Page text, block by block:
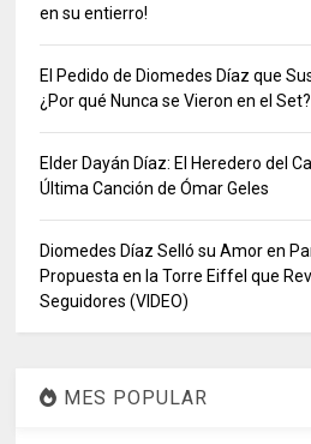
en su entierro!
El Pedido de Diomedes Díaz que
¿Por qué Nunca se Vieron en el Set?
Elder Dayán Díaz: El Heredero del
Última Canción de Ómar Geles
Diomedes Díaz Selló su Amor en
Propuesta en la Torre Eiffel que
Seguidores (VIDEO)
MES POPULAR